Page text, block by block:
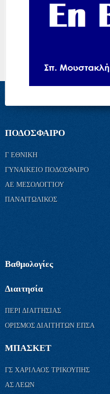
ΠΟΔΟΣΦΑΙΡΟ
Γ ΕΘΝΙΚΗ
ΓΥΝΑΙΚΕΙΟ ΠΟΔΟΣΦΑΙΡΟ
ΑΕ ΜΕΣΟΛΟΓΓΙΟΥ
ΠΑΝΑΙΤΩΛΙΚΟΣ
Βαθμολογίες
Διαιτησία
ΠΕΡΙ ΔΙΑΙΤΗΣΙΑΣ
ΟΡΙΣΜΟΣ ΔΙΑΙΤΗΤΩΝ ΕΠΣΑ
ΜΠΑΣΚΕΤ
ΓΣ ΧΑΡΙΛΑΟΣ ΤΡΙΚΟΥΠΗΣ
ΑΣ ΛΕΩΝ